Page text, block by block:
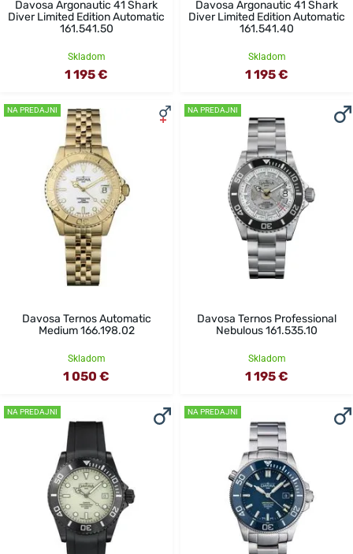
Davosa Argonautic 41 Shark
Diver Limited Edition Automatic
161.541.50
Skladom
1 195 €
Davosa Argonautic 41 Shark
Diver Limited Edition Automatic
161.541.40
Skladom
1 195 €
NA PREDAJNI
Davosa Ternos Automatic
Medium 166.198.02
Skladom
1 050 €
NA PREDAJNI
Davosa Ternos Professional
Nebulous 161.535.10
Skladom
1 195 €
NA PREDAJNI NA PREDAJNI